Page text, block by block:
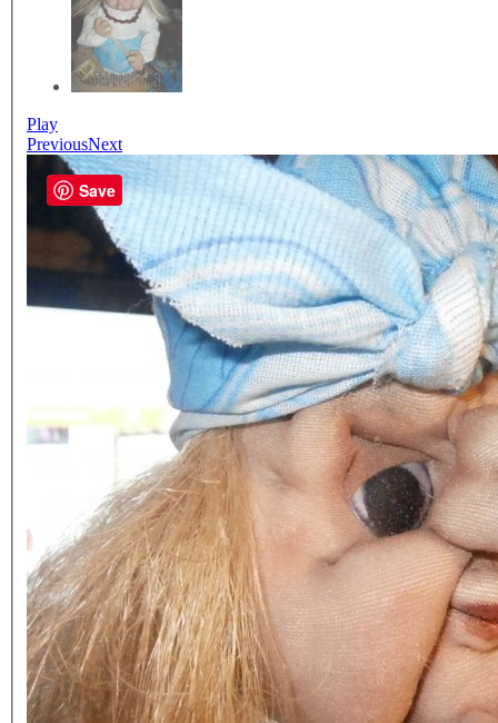
Play
PreviousNext
Save